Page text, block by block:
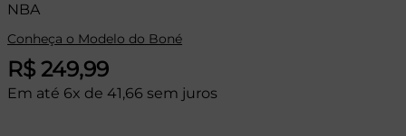
NBA
Conheça o Modelo do Boné
R$ 249,99
Em até 6x de 41,66 sem juros